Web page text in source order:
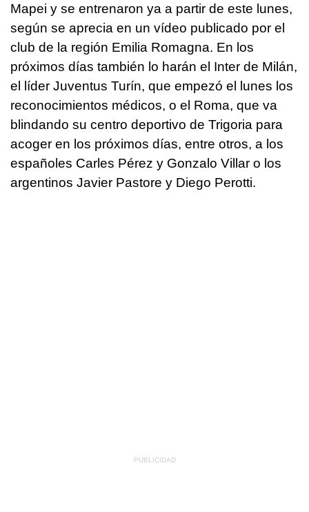
Mapei y se entrenaron ya a partir de este lunes,
según se aprecia en un vídeo publicado por el
club de la región Emilia Romagna. En los
próximos días también lo harán el Inter de Milán,
el líder Juventus Turín, que empezó el lunes los
reconocimientos médicos, o el Roma, que va
blindando su centro deportivo de Trigoria para
acoger en los próximos días, entre otros, a los
españoles Carles Pérez y Gonzalo Villar o los
argentinos Javier Pastore y Diego Perotti.